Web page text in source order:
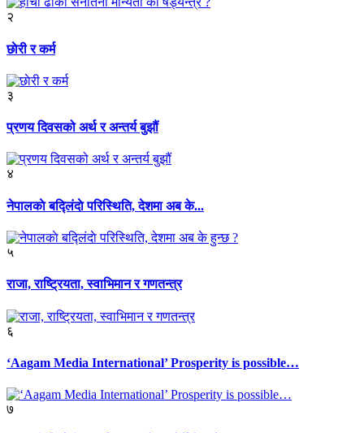
२
छाेरी र कर्म
३
प्रणय दिवसको अर्थ र अन्तर्य बुझौं
४
नेपालकाे बद्लिंदाे परिस्थिति, देशमा अब के...
५
राजा, राष्ट्रियता, स्वाभिमान र गणतन्त्र
६
‘Aagam Media International’ Prosperity is possible…
७